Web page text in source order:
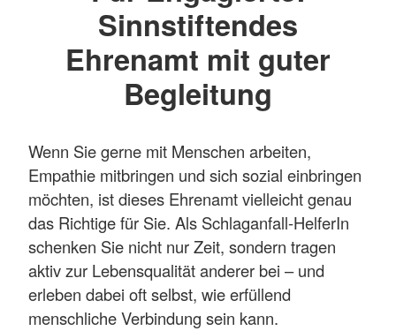
Sinnstiftendes
Ehrenamt mit guter
Begleitung
Wenn Sie gerne mit Menschen arbeiten,
Empathie mitbringen und sich sozial einbringen
möchten, ist dieses Ehrenamt vielleicht genau
das Richtige für Sie. Als Schlaganfall-HelferIn
schenken Sie nicht nur Zeit, sondern tragen
aktiv zur Lebensqualität anderer bei – und
erleben dabei oft selbst, wie erfüllend
menschliche Verbindung sein kann.